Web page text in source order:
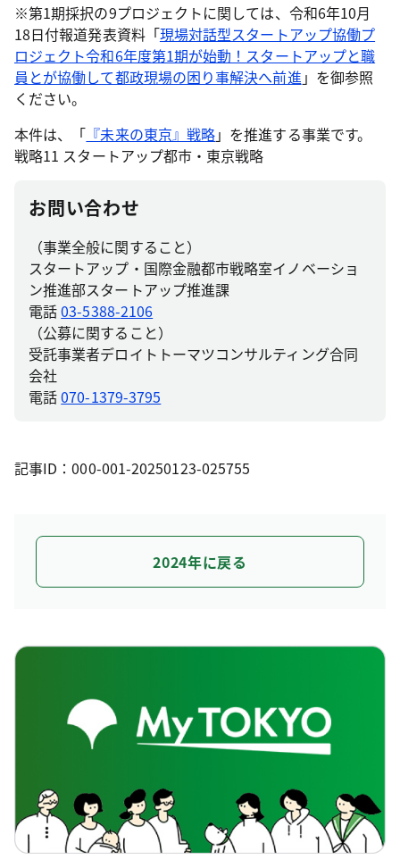
※第1期採択の9プロジェクトに関しては、令和6年10月
18日付報道発表資料「現場対話型スタートアップ協働プ
ロジェクト令和6年度第1期が始動！スタートアップと職
員とが協働して都政現場の困り事解決へ前進 」を御参照
ください。
本件は、「 『未来の東京』戦略」を推進する事業です。
戦略11 スタートアップ都市・東京戦略
お問い合わせ
（事業全般に関すること）
スタートアップ・国際金融都市戦略室イノベーショ
ン推進部スタートアップ推進課
電話03-5388-2106
（公募に関すること）
受託事業者デロイトトーマツコンサルティング合同
会社
電話070-1379-3795
記事ID：000-001-20250123-025755
2024年に戻る